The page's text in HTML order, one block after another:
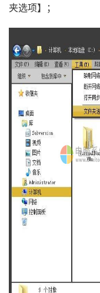
夹选项】；